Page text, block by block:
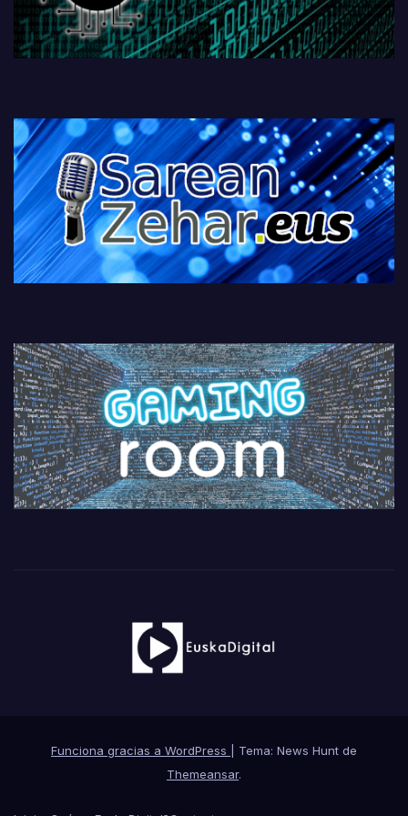
Funciona gracias a WordPress
Tema: News Hunt de
Themeansar.